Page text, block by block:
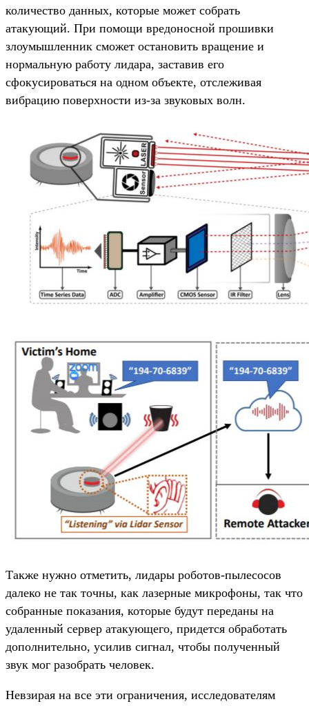
количество данных, которые может собрать
атакующий. При помощи вредоносной прошивки
злоумышленник сможет остановить вращение и
нормальную работу лидара, заставив его
сфокусироваться на одном объекте, отслеживая
вибрацию поверхности из-за звуковых волн.
Также нужно отметить, лидары роботов-пылесосов
далеко не так точны, как лазерные микрофоны, так что
собранные показания, которые будут переданы на
удаленный сервер атакующего, придется обработать
дополнительно, усилив сигнал, чтобы полученный
звук мог разобрать человек.
Невзирая на все эти ограничения, исследователям